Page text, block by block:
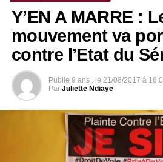
Y’EN A MARRE :
mouvement va
contre l’Etat du
Publie 9 ans . le 21/08/2017 à
Par Juliette Ndiaye